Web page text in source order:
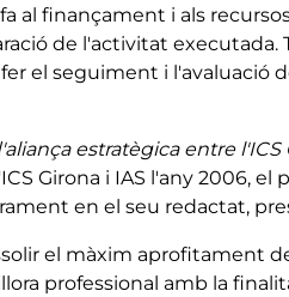
al finançament i als
de l'activitat
el seguiment i l'avaluació
estratègica entre l'ICS
Girona i IAS l'any 2006,
en el seu redactat,
el màxim aprofitament
professional amb la